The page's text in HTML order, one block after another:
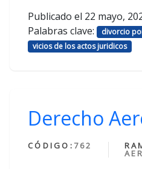
Publicado el 22 mayo,
Palabras clave:
divorcio
vicios de los actos juridicos
Derecho
CÓDIGO: 762